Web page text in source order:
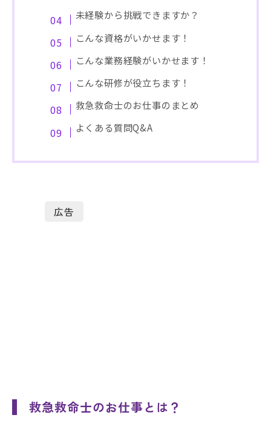
未経験から挑戦できますか？
こんな資格がいかせます！
こんな業務経験がいかせます！
こんな研修が役立ちます！
救急救命士のお仕事のまとめ
よくある質問Q&A
広告
救急救命士のお仕事とは？